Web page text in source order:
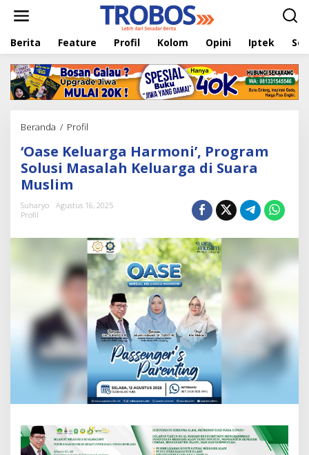
t
Berita Feature Profil Kolom Opini Iptek
Beranda / Profil
a
s
e
e
a
r
g
a
a
m
o
'
,
P
o
g
r
‘Oase Keluarga Harmoni’, Program
Solusi Masalah Keluarga di Suara
Muslim
Suharyo
Agustus 16, 2025
Profil